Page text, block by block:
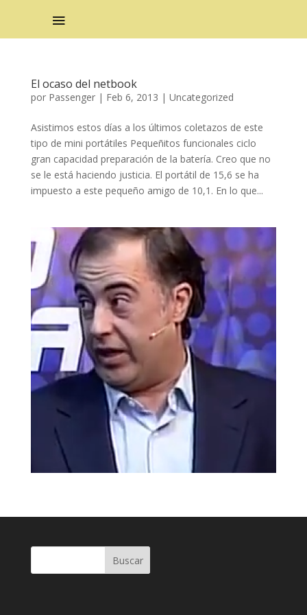
El ocaso del netbook
por Passenger| Feb 6, 2013 | Uncategorized
Asistimos estos días a los últimos coletazos de este
tipo de mini portátiles Pequeñitos funcionales ciclo
gran capacidad preparación de la batería. Creo que no
se le está haciendo justicia. El portátil de 15,6 se ha
impuesto a este pequeño amigo de 10,1. En lo que...